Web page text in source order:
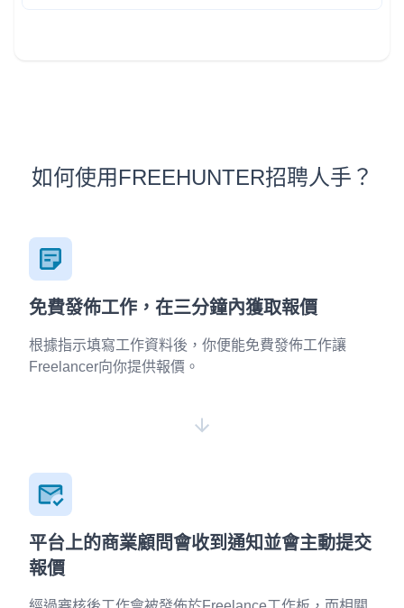
如何使用FREEHUNTER招聘人手？
免費發佈工作，在三分鐘內獲取報價
根據指示填寫工作資料後，你便能免費發佈工作讓
Freelancer向你提供報價。
平台上的商業顧問會收到通知並會主動提交
報價